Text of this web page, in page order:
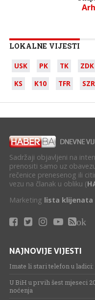
LOKALNE VIJESTI
USK PK TK ZDK
KS
K10 TFR SZR
Sadržaji objavljeni na
prenositi samo uz
rečenice prenesenog ili
vezu na članak u obliku (
Marketing lista klijenata
ok
NAJNOVIJE VIJESTI
Imate li stari telefon u
U BiH u prvih šest mjeseci
noćenja